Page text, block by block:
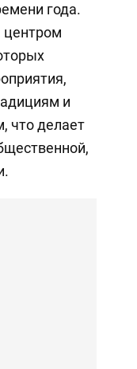
года.
центром
и
что делает